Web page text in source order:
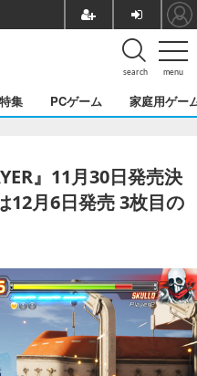
menu
search
特集 PCゲーム 家庭用ゲー
』11月30日発売決
12月6日発売 3枚目の